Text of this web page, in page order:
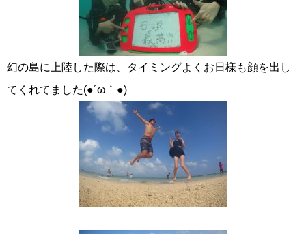
幻の島に上陸した際は、タイミングよくお日様も顔を出し
てくれてました(●´ω｀●)